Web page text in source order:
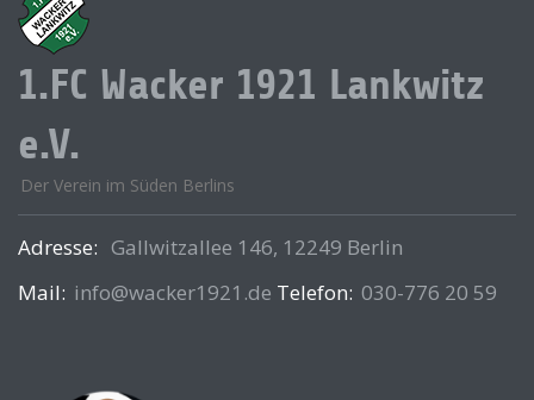
1.FC Wacker 1921 Lankwitz
e.V.
Der Verein im Süden Berlins
Adresse: Gallwitzallee 146, 12249 Berlin
Mail: info@wacker1921.de Telefon: 030-776 20 59